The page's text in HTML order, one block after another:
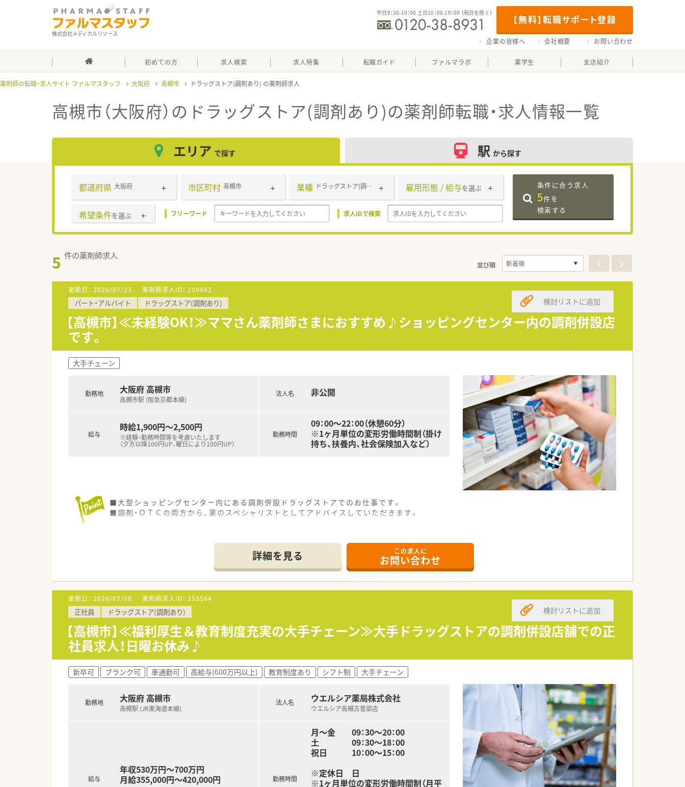
株式会社メディカルリソース
【無料】転職サポート登録
平日9：30-19：00 土日10：00-19：00 （祝日を除く）
企業の皆様へ 会社概要 お問い合わせ
初めての方 求人検索 求人特集 転職ガイド ファルマラボ 薬学生 支店紹介
薬剤師の転職・求人サイト ファルマスタッフ 大阪府 高槻市 ドラッグストア(調剤あり)
高槻市（大阪府）のドラッグストア(調剤あり)の薬剤師転職・求人情報一覧
エリア で探す 駅 から探す
都道府県 大阪府 市区町村 高槻市 業種 ドラッグストア(調剤あり) 雇用形態 / 給与を選ぶ
希望条件を選ぶ フリーワード 求人IDで検索
条件に合う求人
5件を
検索する
5 件の薬剤師求人
並び順
更新日： 2026/07/23 薬剤師求人ID： 209942
パート・アルバイト ドラッグストア(調剤あり)
【高槻市】≪未経験OK！≫ママさん薬剤師さまにおすすめ♪ショッピングセンター内の調剤併設店
です。
検討リストに追加
大手チェーン
勤務地 大阪府 高槻市
高槻市駅 (阪急京都本線)
給与
時給1,900円～2,500円
※経験・勤務時間等を考慮いたします
（夕方以降100円UP、曜日により100円UP）
法人名 非公開
勤務時間
09：00～22：00（休憩60分）
※1ヶ月単位の変形労働時間制（掛け
持ち、扶養内、社会保険加入など）
■大型ショッピングセンター内にある調剤併設ドラッグストアでのお仕事です。
■調剤・ＯＴＣの両方から、薬のスペシャリストとしてアドバイスしていただきます。
詳細を見る この求人に
お問い合わせ
更新日： 2026/07/08 薬剤師求人ID： 353564
正社員 ドラッグストア(調剤あり)
【高槻市】≪福利厚生＆教育制度充実の大手チェーン≫大手ドラッグストアの調剤併設店舗での正
社員求人！日曜お休み♪
検討リストに追加
新卒可 ブランク可 車通勤可 高給与(600万円以上) 教育制度あり シフト制 大手チェーン
勤務地 大阪府 高槻市
高槻駅 (JR東海道本線)
給与
年収530万円～700万円
月給355,000円～420,000円
法人名 ウエルシア薬局株式会社
ウエルシア高槻古曽部店
勤務時間
月～金 09：30～20：00
土 09：30～18：00
祝日 10：00～15：00
※定休日 日
※1ヶ月単位の変形労働時間制（月平